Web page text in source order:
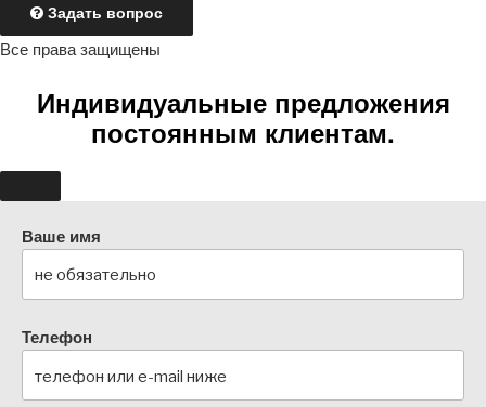
Задать вопрос
Все права защищены
Индивидуальные предложения
постоянным клиентам.
Ваше имя
Телефон